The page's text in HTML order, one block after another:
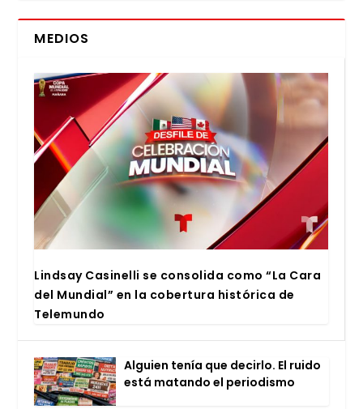
MEDIOS
Lind­say Casi­ne­lli se con­so­li­da como “La Cara
del Mun­dial” en la cober­tu­ra his­tó­ri­ca de
Tele­mun­do
Alguien tenía que decir­lo. El rui­do
está matan­do el perio­dis­mo